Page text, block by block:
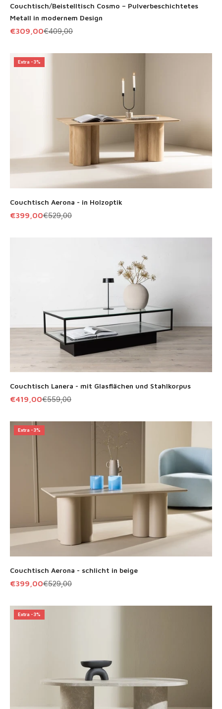
Couchtisch/Beistelltisch Cosmo – Pulverbeschichtetes
Metall in modernem Design
Angebot
€309,00Regulärer Preis
€409,00
Extra -3%
Couchtisch Aerona - in Holzoptik
Angebot
€399,00Regulärer Preis
€529,00
Couchtisch Lanera - mit Glasflächen und Stahlkorpus
Angebot
€419,00Regulärer Preis
€559,00
Extra -3%
Couchtisch Aerona - schlicht in beige
Angebot
€399,00Regulärer Preis
€529,00
Extra -3%